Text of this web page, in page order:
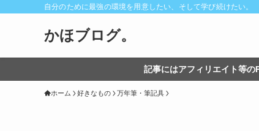
自分のために最強の環境を用意したい、そして学び続けたい。
かほブログ。
記事にはアフィリエイト等の
ホーム 好きなもの 万年筆・筆記具